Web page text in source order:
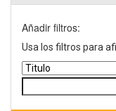
Añadir filtros:
Usa los filtros para